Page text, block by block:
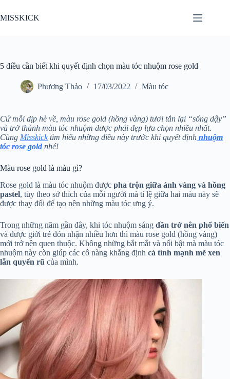
đến
phần
MISSKICK
5 điều cần biết khi quyết định chọn màu tóc nhuộm rose gold
Phương Thảo 17/03/2022 Màu tóc
Cứ mỗi dịp hè về, màu rose gold (hồng vàng) tươi tắn lại “sống dậy”
và trở thành màu tóc nhuộm được phái đẹp lựa chọn nhiều nhất.
Cùng Misskicktìm hiểu những điều này trước khi quyết định nhuộm
tóc rose goldnhé!
Màu rose gold là màu gì?
Rose gold là màu tóc nhuộm được pha trộn giữa ánh vàng và hồng
pastel, tùy theo sở thích của mỗi người mà tỉ lệ giữa hai màu này sẽ
được thay đổi để tạo nên những màu tóc ưng ý.
Trong những năm gần đây, khi tóc nhuộm sáng dần trở nên phổ biến
và được giới trẻ đón nhận nhiều hơn thì màu rose gold (hồng vàng)
mới trở nên quen thuộc. Không những bắt mắt và nổi bật mà màu tóc
nhuộm này còn giúp các cô nàng khẳng định cá tính mạnh mẽ xen
lẫn quyến rũ của mình.